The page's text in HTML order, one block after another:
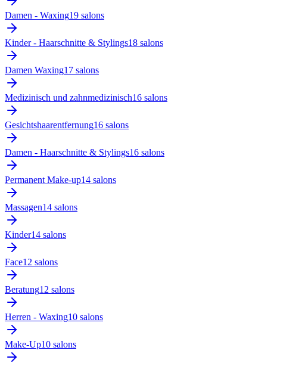
Damen - Waxing19 salons
Kinder - Haarschnitte & Stylings18 salons
Damen Waxing17 salons
Medizinisch und zahnmedizinisch16 salons
Gesichtshaarentfernung16 salons
Damen - Haarschnitte & Stylings16 salons
Permanent Make-up14 salons
Massagen14 salons
Kinder14 salons
Face12 salons
Beratung12 salons
Herren - Waxing10 salons
Make-Up10 salons